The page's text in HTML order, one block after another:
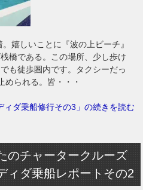
嬉しいことに『波の上ビーチ』
橋である。この場所、少し歩け
も徒歩圏内です。タクシーだっ
められる。皆・・・
ィダ乗船修行その3」の続きを読む
のチャータークルーズ
ィダ乗船レポートその2